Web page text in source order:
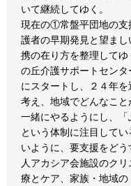
いて継続してゆく。
現在の①常盤平団地の支
護者の早期発見と望ま
携の在り方を整理して
の丘介護サポートセン
にスタートし、２４年
考え、地域でどんなこ
一緒にやるようにし、「
という体制に注目して
いように、要支援をど
人アカシア会施設のク
療とケア、家族・地域の